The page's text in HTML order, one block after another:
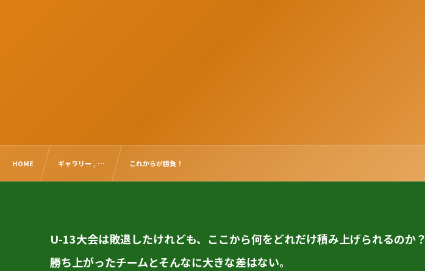
HOME ギャラリー , … これからが勝負！
U-13大会は敗退したけれども、ここから何をどれだけ積み上げられるのか？
勝ち上がったチームとそんなに大きな差はない。